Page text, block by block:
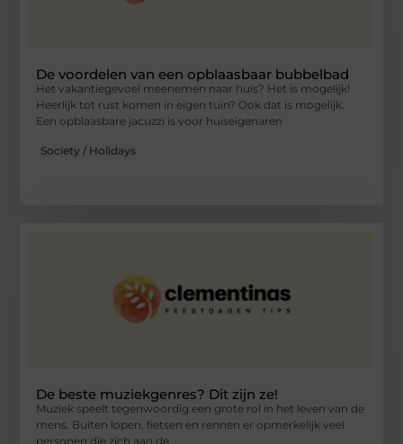
De voordelen van een opblaasbaar bubbelbad
Het vakantiegevoel meenemen naar huis? Het is mogelijk!
Heerlijk tot rust komen in eigen tuin? Ook dat is mogelijk.
Een opblaasbare jacuzzi is voor huiseigenaren
Society / Holidays
De beste muziekgenres? Dit zijn ze!
Muziek speelt tegenwoordig een grote rol in het leven van de
mens. Buiten lopen, fietsen en rennen er opmerkelijk veel
personen die zich aan de